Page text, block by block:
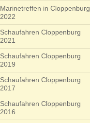
Marinetreffen in Cloppenburg
2022
Schaufahren Cloppenburg
2021
Schaufahren Cloppenburg
2019
Schaufahren Cloppenburg
2017
Schaufahren Cloppenburg
2016